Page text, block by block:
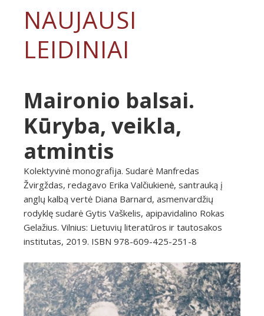
NAUJAUSI
LEIDINIAI
Maironio balsai.
Kūryba, veikla,
atmintis
Kolektyvinė monografija. Sudarė Manfredas
Žvirgždas, redagavo Erika Valčiukienė, santrauką į
anglų kalbą vertė Diana Barnard, asmenvardžių
rodyklę sudarė Gytis Vaškelis, apipavidalino Rokas
Gelažius. Vilnius: Lietuvių literatūros ir tautosakos
institutas, 2019. ISBN 978-609-425-251-8